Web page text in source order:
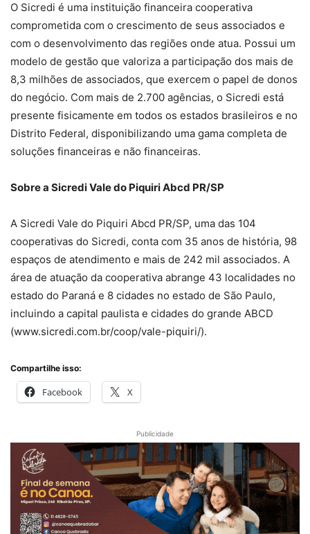
O Sicredi é uma instituição financeira cooperativa
comprometida com o crescimento de seus associados e
com o desenvolvimento das regiões onde atua. Possui um
modelo de gestão que valoriza a participação dos mais de
8,3 milhões de associados, que exercem o papel de donos
do negócio. Com mais de 2.700 agências, o Sicredi está
presente fisicamente em todos os estados brasileiros e no
Distrito Federal, disponibilizando uma gama completa de
soluções financeiras e não financeiras.
Sobre a Sicredi Vale do Piquiri Abcd PR/SP
A Sicredi Vale do Piquiri Abcd PR/SP, uma das 104
cooperativas do Sicredi, conta com 35 anos de história, 98
espaços de atendimento e mais de 242 mil associados. A
área de atuação da cooperativa abrange 43 localidades no
estado do Paraná e 8 cidades no estado de São Paulo,
incluindo a capital paulista e cidades do grande ABCD
(www.sicredi.com.br/coop/vale-piquiri/).
Compartilhe isso:
Facebook X
Publicidade